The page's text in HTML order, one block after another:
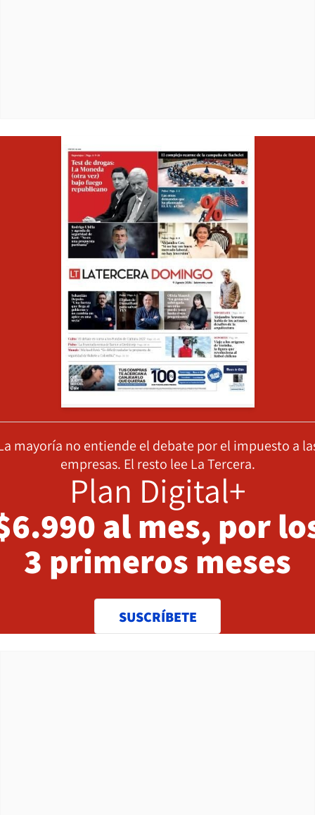
mayoría no entiende el debate por el impuesto a
empresas. El resto lee La Tercera.
Plan Digital+
al mes, por
3 primeros meses
SUSCRÍBETE